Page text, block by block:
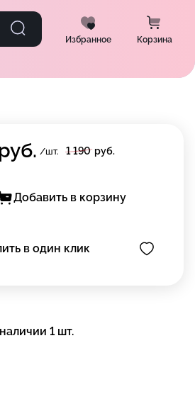
Избранное Корзина
/шт. 1 190 руб.
Добавить в корзину
в один клик
1 шт.